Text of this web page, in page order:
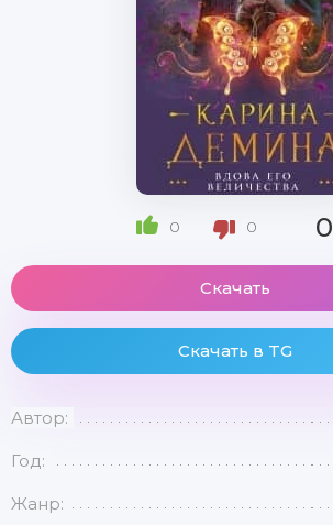
0 0
Скачать
Скачать в TG
Автор:
Год:
Жанр: